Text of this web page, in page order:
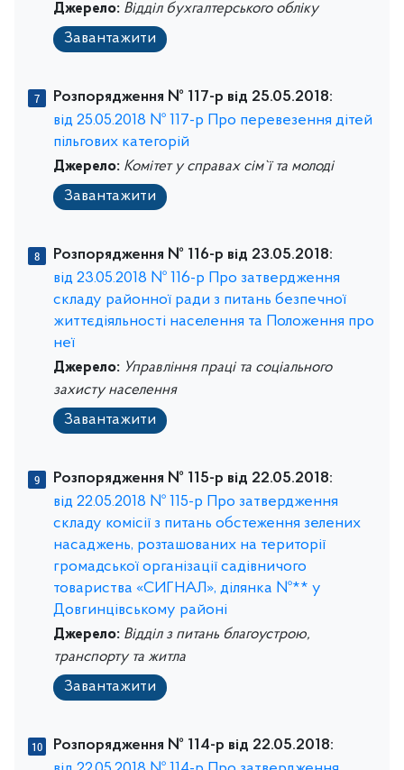
Джерело: Відділ бухгалтерського обліку
Завантажити
Розпорядження № 117-р від 25.05.2018:
від 25.05.2018 № 117-р Про перевезення дітей
пільгових категорій
Джерело: Комітет у справах сім`ї та молоді
Завантажити
Розпорядження № 116-р від 23.05.2018:
від 23.05.2018 № 116-р Про затвердження
складу районної ради з питань безпечної
життєдіяльності населення та Положення про
неї
Джерело: Управління праці та соціального
захисту населення
Завантажити
Розпорядження № 115-р від 22.05.2018:
від 22.05.2018 № 115-р Про затвердження
складу комісії з питань обстеження зелених
насаджень, розташованих на території
громадської організації садівничого
товариства «СИГНАЛ», ділянка №** у
Довгинцівському районі
Джерело: Відділ з питань благоустрою,
транспорту та житла
Завантажити
Розпорядження № 114-р від 22.05.2018: